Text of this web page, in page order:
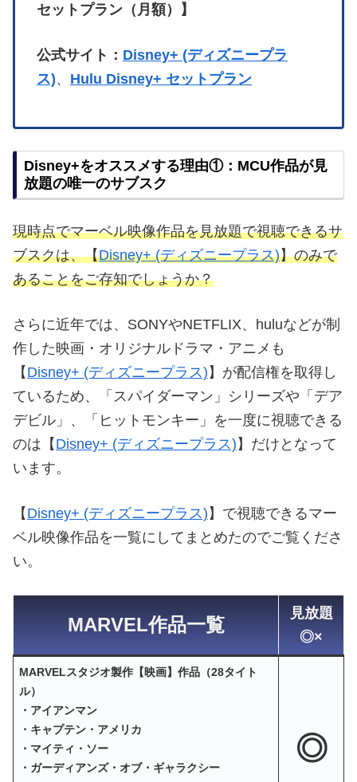
セットプラン（月額）】
公式サイト： Disney+ (ディズニープラ
ス)、 Hulu Disney+ セットプラン
Disney+をオススメする理由①：MCU作品が見
放題の唯一のサブスク
現時点でマーベル映像作品を見放題で視聴できるサ
ブスクは、【Disney+ (ディズニープラス)】のみで
あることをご存知でしょうか？
さらに近年では、SONYやNETFLIX、huluなどが制
作した映画・オリジナルドラマ・アニメも
【 Disney+ (ディズニープラス) 】が配信権を取得し
ているため、「スパイダーマン」シリーズや「デア
デビル」、「ヒットモンキー」を一度に視聴できる
のは【 Disney+ (ディズニープラス) 】だけとなって
います。
【 Disney+ (ディズニープラス) 】で視聴できるマー
ベル映像作品を一覧にしてまとめたのでご覧くださ
い。
MARVEL作品一覧
見放題
◎×
MARVELスタジオ製作【映画】作品（28タイト
ル）
・アイアンマン
・キャプテン・アメリカ
・マイティ・ソー
・ガーディアンズ・オブ・ギャラクシー
◎